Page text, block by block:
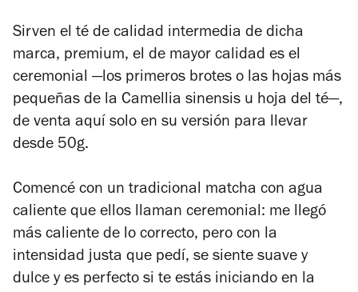
Sirven el té de calidad intermedia de dicha
marca, premium, el de mayor calidad es el
ceremonial —los primeros brotes o las hojas más
pequeñas de la Camellia sinensis u hoja del té—,
de venta aquí solo en su versión para llevar
desde 50g.
Comencé con un tradicional matcha con agua
caliente que ellos llaman ceremonial: me llegó
más caliente de lo correcto, pero con la
intensidad justa que pedí, se siente suave y
dulce y es perfecto si te estás iniciando en la